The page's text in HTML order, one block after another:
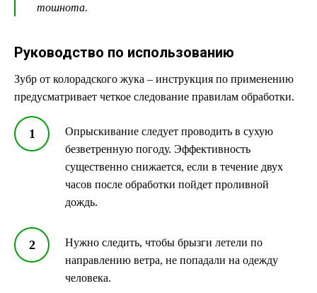
тошнота.
Руководство по использованию
Зубр от колорадского жука – инструкция по применению
предусматривает четкое следование правилам обработки.
Опрыскивание следует проводить в сухую
безветренную погоду. Эффективность
существенно снижается, если в течение двух
часов после обработки пойдет проливной
дождь.
Нужно следить, чтобы брызги летели по
направлению ветра, не попадали на одежду
человека.